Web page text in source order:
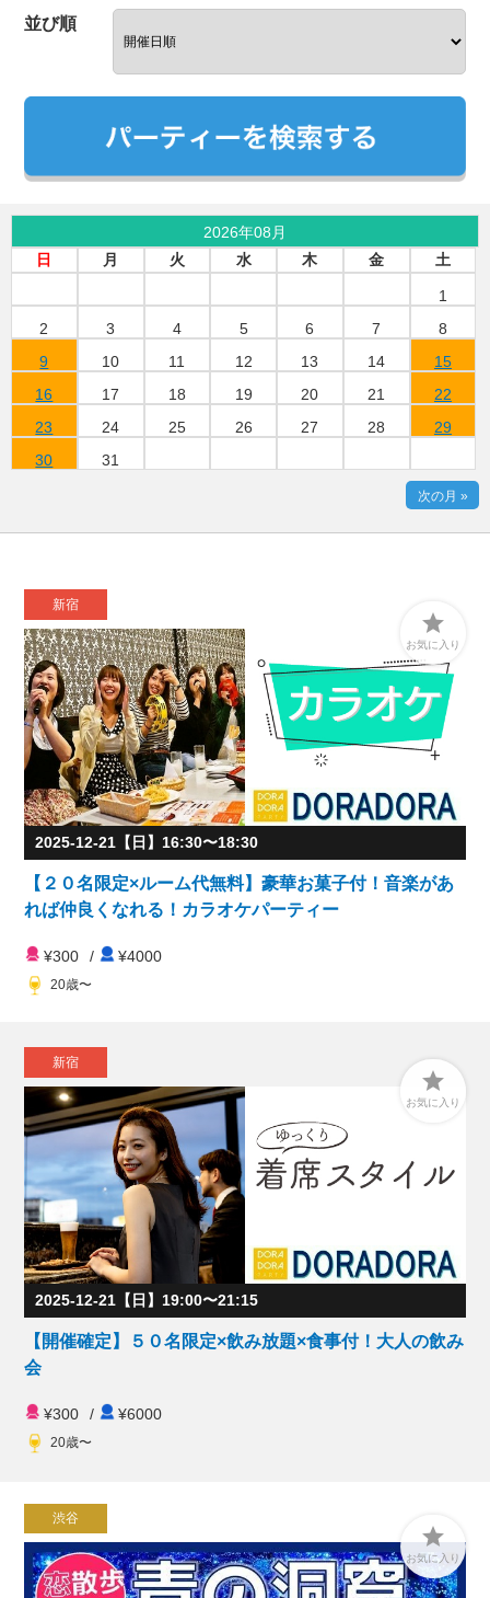
並び順
2026年08月
日
月 火 水 木 金 土
1
2
3 4 5 6 7
8
9
10 11 12 13 14
15
16
17 18 19 20 21
22
23
24 25 26 27 28
29
30
31
次の月 »
新宿

お気に入り
2025-12-21【日】16:30〜18:30
【２０名限定×ルーム代無料】豪華お菓子付！音楽があ
れば仲良くなれる！カラオケパーティー
¥300 / ¥4000
20歳〜
新宿

お気に入り
2025-12-21【日】19:00〜21:15
【開催確定】５０名限定×飲み放題×食事付！大人の飲み
会
¥300 / ¥6000
20歳〜
渋谷

お気に入り